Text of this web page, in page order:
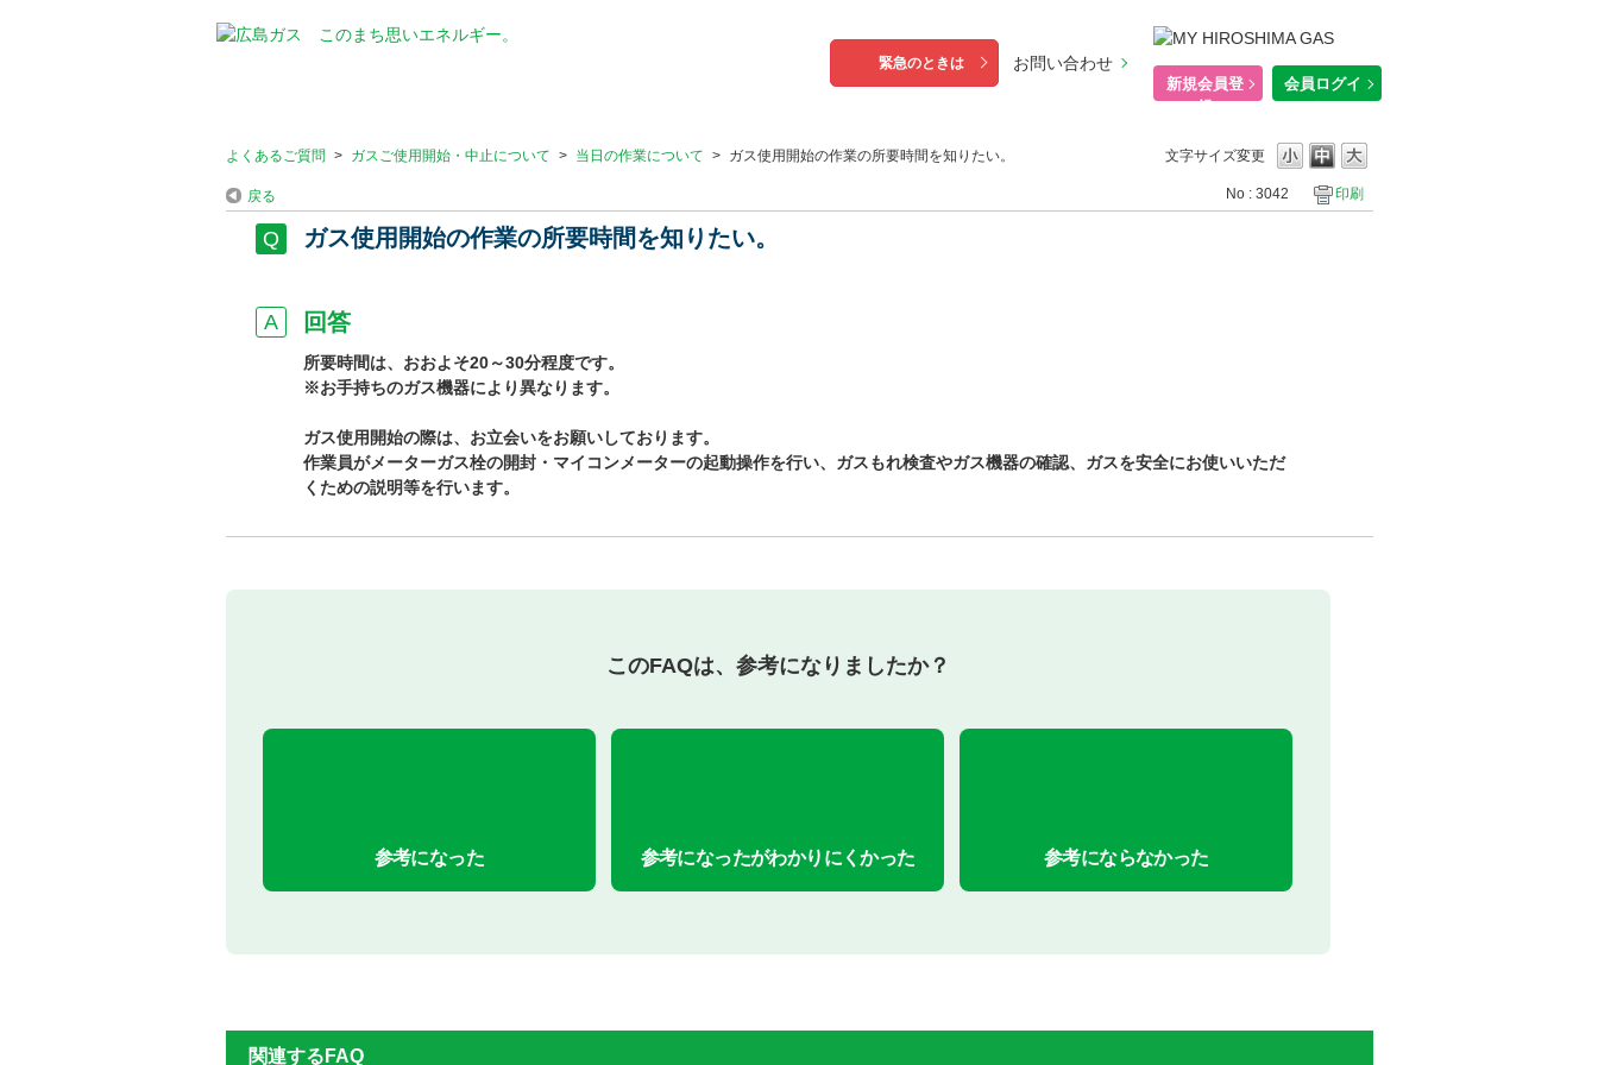
緊急のときは お問い合わせ
新規会員登
録
会員ログイ
ン
文字サイズ変更
よくあるご質問 > ガスご使用開始・中止について > 当日の作業について > ガス使用開始の作業の所要時間を知りたい。
戻る No : 3042 印刷
ガス使用開始の作業の所要時間を知りたい。
回答
所要時間は、おおよそ20～30分程度です。
※お手持ちのガス機器により異なります。
ガス使用開始の際は、お立会いをお願いしております。
作業員がメーターガス栓の開封・マイコンメーターの起動操作を行い、ガスもれ検査やガス機器の確認、ガスを安全にお使いいただ
くための説明等を行います。
このFAQは、参考になりましたか？
参考になった 参考になったがわかりにくかった 参考にならなかった
関連するFAQ